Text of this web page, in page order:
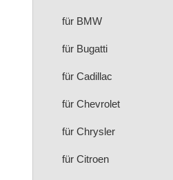
für BMW
für Bugatti
für Cadillac
für Chevrolet
für Chrysler
für Citroen